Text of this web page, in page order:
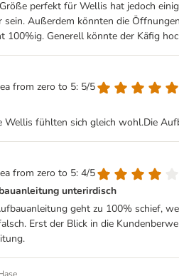
perfekt für Wellis hat jedoch
sein. Außerdem könnten die
100%ig. Generell könnte der Käfig
from zero to 5: 5/5
Wellis fühlten sich gleich wohl.Die
from zero to 5: 4/5
unterirdisch
geht zu 100% schief,
Erst der Blick in die